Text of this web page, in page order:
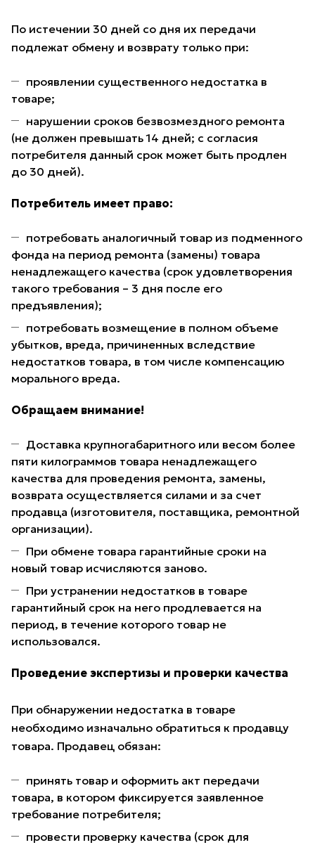
По истечении 30 дней со дня их передачи
подлежат обмену и возврату только при:
проявлении существенного недостатка в
товаре;
нарушении сроков безвозмездного ремонта
(не должен превышать 14 дней; с согласия
потребителя данный срок может быть продлен
до 30 дней).
Потребитель имеет право:
потребовать аналогичный товар из подменного
фонда на период ремонта (замены) товара
ненадлежащего качества (срок удовлетворения
такого требования – 3 дня после его
предъявления);
потребовать возмещение в полном объеме
убытков, вреда, причиненных вследствие
недостатков товара, в том числе компенсацию
морального вреда.
Обращаем внимание!
Доставка крупногабаритного или весом более
пяти килограммов товара ненадлежащего
качества для проведения ремонта, замены,
возврата осуществляется силами и за счет
продавца (изготовителя, поставщика, ремонтной
организации).
При обмене товара гарантийные сроки на
новый товар исчисляются заново.
При устранении недостатков в товаре
гарантийный срок на него продлевается на
период, в течение которого товар не
использовался.
Проведение экспертизы и проверки качества
При обнаружении недостатка в товаре
необходимо изначально обратиться к продавцу
товара. Продавец обязан:
принять товар и оформить акт передачи
товара, в котором фиксируется заявленное
требование потребителя;
провести проверку качества (срок для